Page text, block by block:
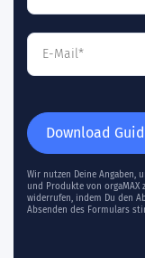
Wir nutzen Deine Angaben,
und Produkte von
widerrufen, indem Du den
Absenden des Formulars